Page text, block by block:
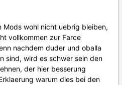
Mods wohl nicht uebrig bleiben,
vollkommen zur Farce
nachdem duder und oballa
sind, wird es schwer sein den
der hier besserung
warum dies bei den